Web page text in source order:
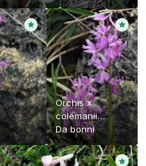
Orchis x
colemanii
Cortesi
Dabonni